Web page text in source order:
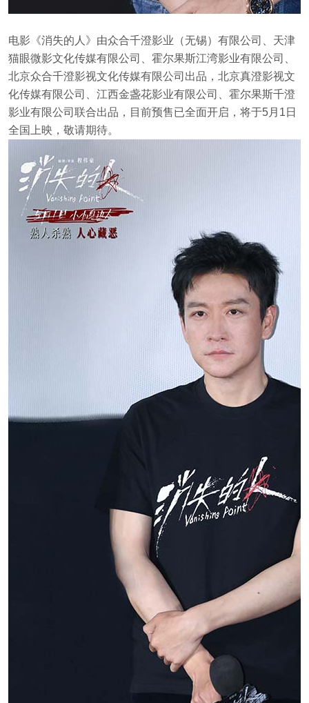
电影《消失的人》由众合千澄影业（无锡）有限公司、天津
猫眼微影文化传媒有限公司、霍尔果斯江湾影业有限公司、
北京众合千澄影视文化传媒有限公司出品，北京真澄影视文
化传媒有限公司、江西金盏花影业有限公司、霍尔果斯千澄
影业有限公司联合出品，目前预售已全面开启，将于5月1日
全国上映，敬请期待。